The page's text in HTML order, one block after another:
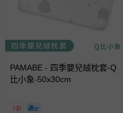
PAMABE - 四季嬰兒絨枕套-Q
比小象-50x30cm
7折